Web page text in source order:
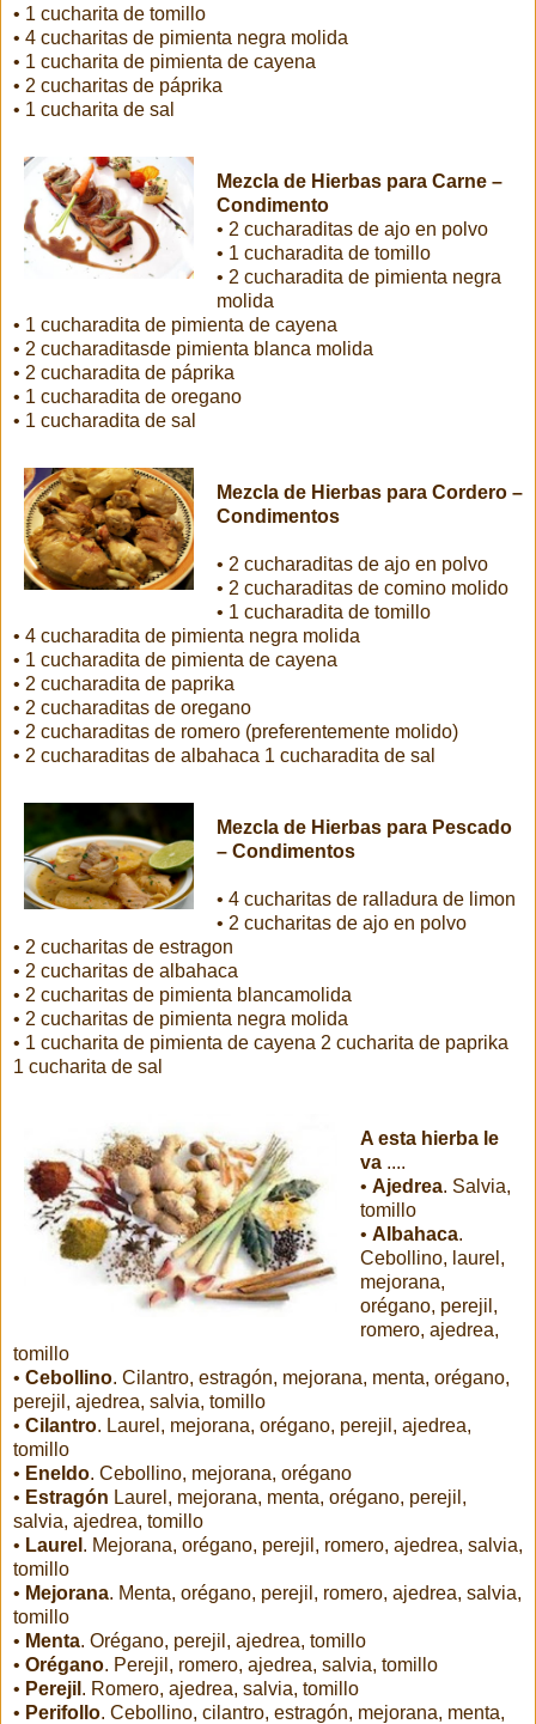
• 1 cucharita de tomillo
• 4 cucharitas de pimienta negra molida
• 1 cucharita de pimienta de cayena
• 2 cucharitas de páprika
• 1 cucharita de sal
Mezcla de Hierbas para Carne –
Condimento
• 2 cucharaditas de ajo en polvo
• 1 cucharadita de tomillo
• 2 cucharadita de pimienta negra
molida
• 1 cucharadita de pimienta de cayena
• 2 cucharaditasde pimienta blanca molida
• 2 cucharadita de páprika
• 1 cucharadita de oregano
• 1 cucharadita de sal
Mezcla de Hierbas para Cordero –
Condimentos
• 2 cucharaditas de ajo en polvo
• 2 cucharaditas de comino molido
• 1 cucharadita de tomillo
• 4 cucharadita de pimienta negra molida
• 1 cucharadita de pimienta de cayena
• 2 cucharadita de paprika
• 2 cucharaditas de oregano
• 2 cucharaditas de romero (preferentemente molido)
• 2 cucharaditas de albahaca 1 cucharadita de sal
Mezcla de Hierbas para Pescado
– Condimentos
• 4 cucharitas de ralladura de limon
• 2 cucharitas de ajo en polvo
• 2 cucharitas de estragon
• 2 cucharitas de albahaca
• 2 cucharitas de pimienta blancamolida
• 2 cucharitas de pimienta negra molida
• 1 cucharita de pimienta de cayena 2 cucharita de paprika
1 cucharita de sal
A esta hierba le
va ....
• Ajedrea. Salvia,
tomillo
• Albahaca.
Cebollino, laurel,
mejorana,
orégano, perejil,
romero, ajedrea,
tomillo
• Cebollino. Cilantro, estragón, mejorana, menta, orégano,
perejil, ajedrea, salvia, tomillo
• Cilantro. Laurel, mejorana, orégano, perejil, ajedrea,
tomillo
• Eneldo. Cebollino, mejorana, orégano
• Estragón Laurel, mejorana, menta, orégano, perejil,
salvia, ajedrea, tomillo
• Laurel . Mejorana, orégano, perejil, romero, ajedrea, salvia,
tomillo
• Mejorana. Menta, orégano, perejil, romero, ajedrea, salvia,
tomillo
• Menta. Orégano, perejil, ajedrea, tomillo
• Orégano. Perejil, romero, ajedrea, salvia, tomillo
• Perejil . Romero, ajedrea, salvia, tomillo
• Perifollo. Cebollino, cilantro, estragón, mejorana, menta,